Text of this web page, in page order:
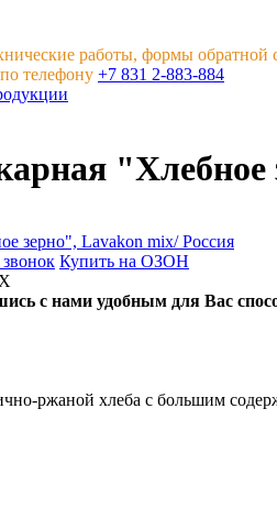
работы, формы обратной
телефону +7 831 2-883-884
Купить на ОЗОН
с нами удобным для Вас
ржаной хлеба с большим